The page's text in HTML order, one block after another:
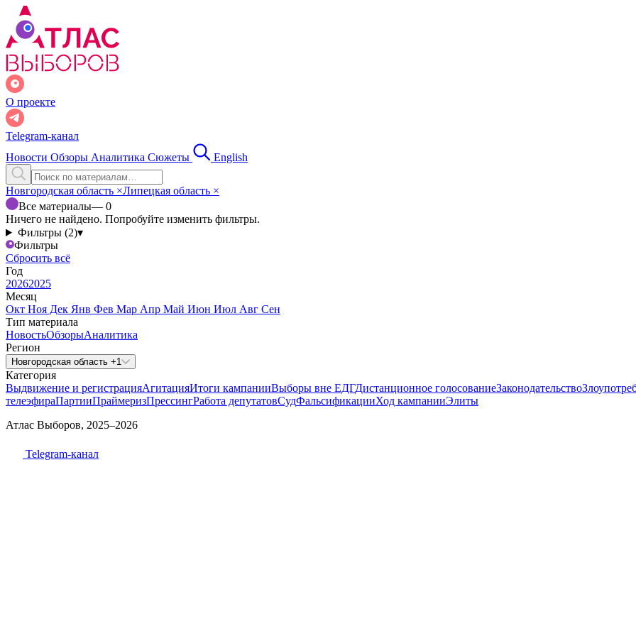
О проекте
Telegram-канал
Новости Обзоры Аналитика Сюжеты English
Новгородская область ×Липецкая область ×
Все материалы— 0
Ничего не найдено. Попробуйте изменить фильтры.
Фильтры (2)▾
Фильтры
Сбросить всё
Год
20262025
Месяц
Окт Ноя Дек Янв Фев Мар Апр Май Июн Июл Авг Сен
Тип материала
НовостьОбзорыАналитика
Регион
Новгородская область +1
Категория
Выдвижение и регистрацияАгитацияИтоги кампанииВыборы вне ЕДГДистанционное голосованиеЗаконодательство
телеэфираПартииПраймеризПрессингРабота депутатовСудФальсификацииХод кампанииЭлиты
Атлас Выборов, 2025–2026
Telegram-канал